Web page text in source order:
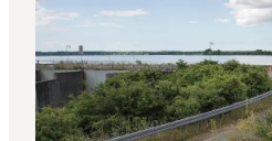
Kultur
Gastronomie
Urlaubsplaner